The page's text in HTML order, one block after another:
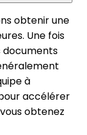
obtenir une
Une fois
documents
à
accélérer
obtenez